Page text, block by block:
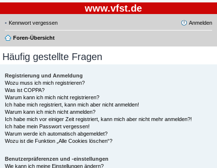
www.vfst.de
Kennwort vergessen Anmelden
Foren-Übersicht
Häufig gestellte Fragen
Registrierung und Anmeldung
Wozu muss ich mich registrieren?
Was ist COPPA?
Warum kann ich mich nicht registrieren?
Ich habe mich registriert, kann mich aber nicht anmelden!
Warum kann ich mich nicht anmelden?
Ich habe mich vor einiger Zeit registriert, kann mich aber nicht mehr anmelden?!
Ich habe mein Passwort vergessen!
Warum werde ich automatisch abgemeldet?
Wozu ist die Funktion „Alle Cookies löschen“?
Benutzerpräferenzen und -einstellungen
Wie kann ich meine Einstellungen ändern?